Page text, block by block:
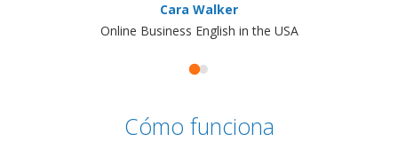
Cara Walker
Online Business English in the USA
Cómo funciona